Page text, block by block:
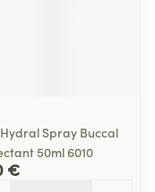
Spray Buccal
50ml 6010
€